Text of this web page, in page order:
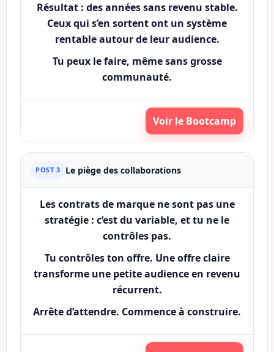
Résultat : des années sans revenu stable.
Ceux qui s’en sortent ont un système
rentableautour de leur audience.
Tu peux le faire, même sans grosse
communauté.
Voir le Bootcamp
POST 3 Le piège des collaborations
Les contrats de marque ne sont pas une
stratégie : c’est du variable, et tu ne le
contrôles pas.
Tu contrôles ton offre. Une offre claire
transforme une petite audience en revenu
récurrent.
Arrête d’attendre. Commence à construire.